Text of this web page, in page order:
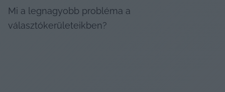
Mi a legnagyobb probléma a
választókerületeikben?